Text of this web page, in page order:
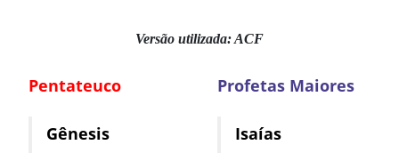
Versão utilizada: ACF
Pentateuco
Gênesis
Profetas Maiores
Isaías